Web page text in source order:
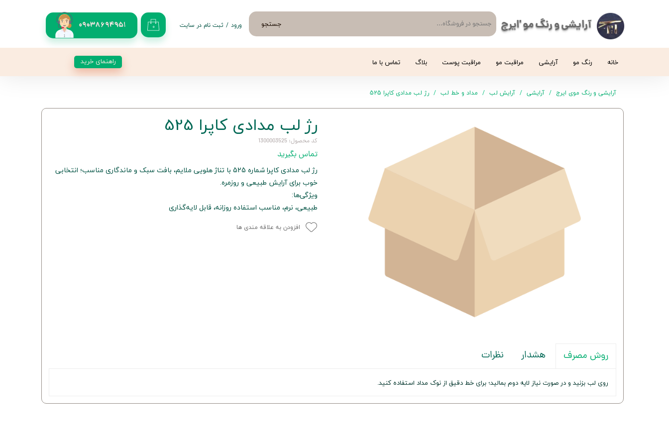
آرایشی و رنگ مو 'ایرج 09038694951 جستجو ۰ ورود / ثبت نام در سایت
خانه رنگ مو آرایشی مراقبت مو مراقبت پوست بلاگ تماس با ما راهنمای خرید
آرایشی و رنگ موی ایرج آرایشی آرایش لب مداد و خط لب رژ لب مدادی کاپرا 525
رژ لب مدادی کاپرا 525
کد محصول: 1300003525
تماس بگیرید
رژ لب مدادی کاپرا شماره 525 با تناژ هلویی ملایم، بافت سبک و ماندگاری مناسب؛ انتخابی
خوب برای آرایش طبیعی و روزمره.
ویژگی‌ها:
طبیعی، نرم، مناسب استفاده روزانه، قابل لایه‌گذاری
افزودن به علاقه مندی ها
روش مصرف هشدار نظرات
روی لب بزنید و در صورت نیاز لایه دوم بمالید؛ برای خط دقیق از نوک مداد استفاده کنید.